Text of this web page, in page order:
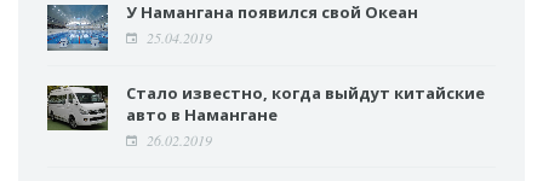
У Намангана появился свой Океан
25.04.2019
Стало известно, когда выйдут китайские
авто в Намангане
26.02.2019